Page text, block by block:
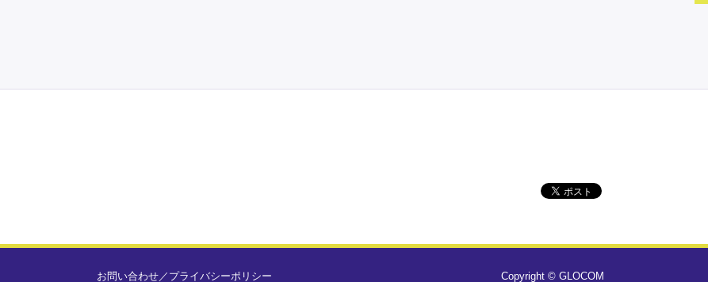
お問い合わせ／ プライバシーポリシー Copyright © GLOCOM